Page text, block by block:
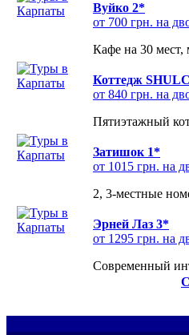
Вуйко 2*
от 700 грн. на
Кафе на 30 мест,
Коттедж SHULC
от 840 грн. на
Пятиэтажный
Затишок 1*
от 1015 грн. на
2, 3-местные
Эрней Лаз 3*
от 1295 грн. на
Современный